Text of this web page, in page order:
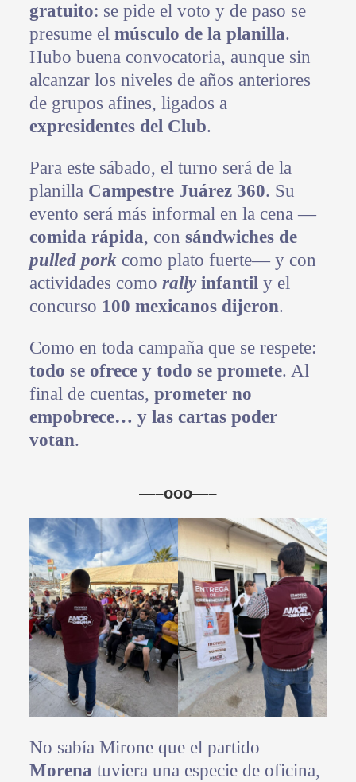
gratuito: se pide el voto y de paso se
presume el músculo de la planilla.
Hubo buena convocatoria, aunque sin
alcanzar los niveles de años anteriores
de grupos afines, ligados a
expresidentes del Club.
Para este sábado, el turno será de la
planilla Campestre Juárez 360. Su
evento será más informal en la cena —
comida rápida, con sándwiches de
pulled porkcomo plato fuerte— y con
actividades como rallyinfantily el
concurso 100 mexicanos dijeron.
Como en toda campaña que se respete:
todo se ofrece y todo se promete. Al
final de cuentas, prometer no
empobrece… y las cartas poder
votan.
—–ooo—–
No sabía Mirone que el partido
Morena tuviera una especie de oficina,